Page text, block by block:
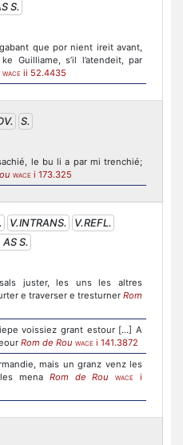
S.
que por nient ireit avant,
Guilliame, s’il l’atendeit, par
WACE ii 52.4435
S.
le bu li a par mi trenchié;
WACE i 173.325
V.INTRANS.
V.REFL.
AS S.
juster, les uns les altres
e traverser e tresturner Rom
voissiez grant estour [...] A
Rom de Rou WACE i 141.3872
mais un granz venz les
mena Rom de Rou WACE
i